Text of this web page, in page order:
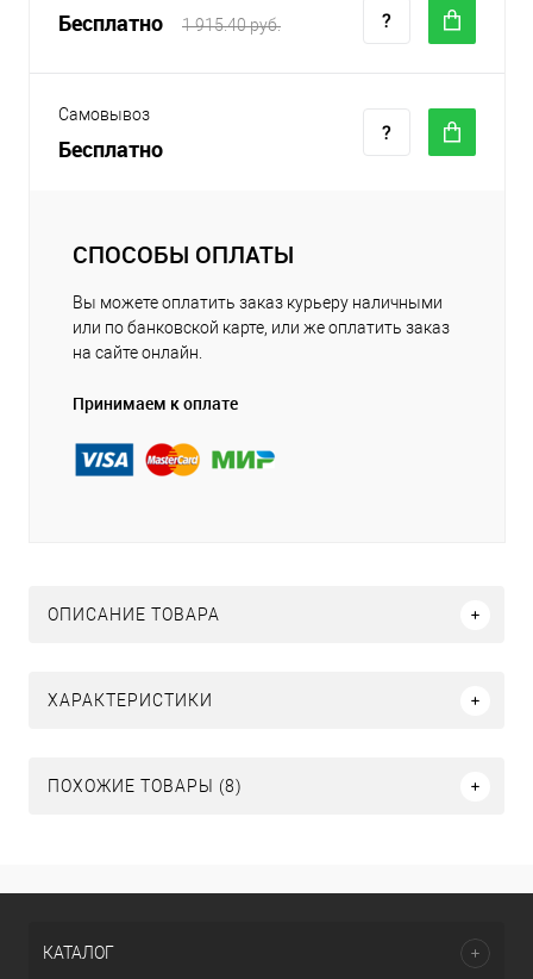
Бесплатно 1 915.40 руб.
Самовывоз
Бесплатно
СПОСОБЫ ОПЛАТЫ
Вы можете оплатить заказ курьеру наличными
или по банковской карте, или же оплатить заказ
на сайте онлайн.
Принимаем к оплате
ОПИСАНИЕ ТОВАРА
ХАРАКТЕРИСТИКИ
ПОХОЖИЕ ТОВАРЫ (8)
КАТАЛОГ